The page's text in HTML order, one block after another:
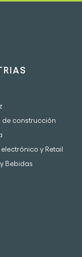
de construcción
y Retail
Bebidas